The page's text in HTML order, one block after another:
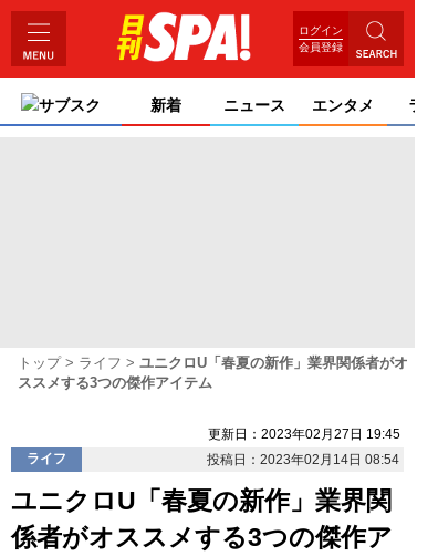
ログイン
会員登録
サブスク 新着 ニュース エンタメ ライ
トップ ライフ
ユニクロU「春夏の新作」業界関係者がオ
ススメする3つの傑作アイテム
更新日：2023年02月27日 19:45
ライフ
投稿日：2023年02月14日 08:54
ユニクロU「春夏の新作」業界関
係者がオススメする3つの傑作ア